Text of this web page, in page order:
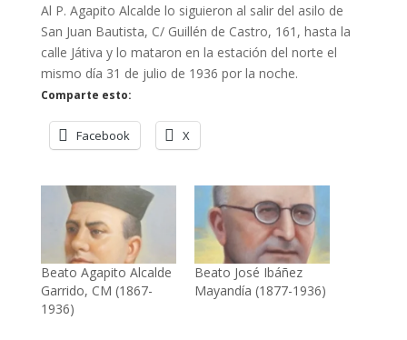
Al P. Agapito Alcalde lo siguieron al salir del asilo de
San Juan Bautista, C/ Guillén de Castro, 161, hasta la
calle Játiva y lo mataron en la estación del norte el
mismo día 31 de julio de 1936 por la noche.
Comparte esto:
Facebook X
Beato Agapito Alcalde
Garrido, CM (1867-
1936)
Beato José Ibáñez
Mayandía (1877-1936)